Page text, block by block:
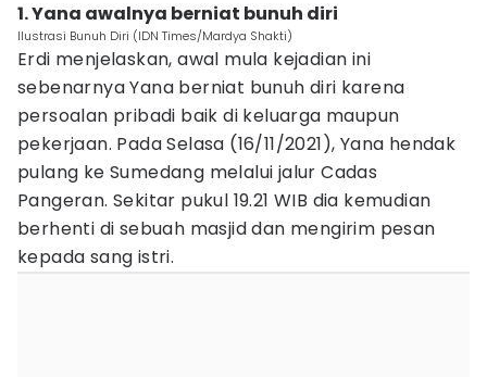
1. Yana awalnya berniat bunuh diri
Ilustrasi Bunuh Diri (IDN Times/Mardya Shakti)
Erdi menjelaskan, awal mula kejadian ini
sebenarnya Yana berniat bunuh diri karena
persoalan pribadi baik di keluarga maupun
pekerjaan. Pada Selasa (16/11/2021), Yana hendak
pulang ke Sumedang melalui jalur Cadas
Pangeran. Sekitar pukul 19.21 WIB dia kemudian
berhenti di sebuah masjid dan mengirim pesan
kepada sang istri.